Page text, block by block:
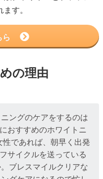
す。
ら
の理由
ングのケアをするのは
おすすめのホワイトニ
であれば、朝早く出発
サイクルを送っている
ブレスマイルクリアな